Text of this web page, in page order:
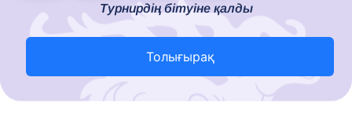
Турнирдің бітуіне қалды
Толығырақ